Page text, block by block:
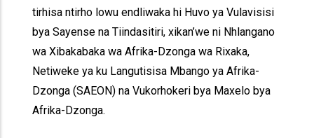
tirhisa ntirho lowu endliwaka hi Huvo ya Vulavisisi
bya Sayense na Tiindasitiri, xikan’we ni Nhlangano
wa Xibakabaka wa Afrika-Dzonga wa Rixaka,
Netiweke ya ku Langutisisa Mbango ya Afrika-
Dzonga (SAEON) na Vukorhokeri bya Maxelo bya
Afrika-Dzonga.